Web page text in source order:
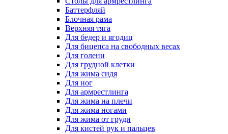
Баттерфляй
Блочная рама
Верхняя тяга
Для бедер и ягодиц
Для бицепса на свободных весах
Для голени
Для грудной клетки
Для жима сидя
Для ног
Для армрестлинга
Для жима на плечи
Для жима ногами
Для жима от груди
Для кистей рук и пальцев